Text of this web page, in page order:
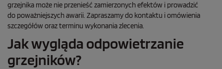
grzejnika może nie przenieść zamierzonych efektów i prowadzić
do poważniejszych awarii. Zapraszamy do kontaktu i omówienia
szczegółów oraz terminu wykonania zlecenia.
Jak wygląda odpowietrzanie
grzejników?